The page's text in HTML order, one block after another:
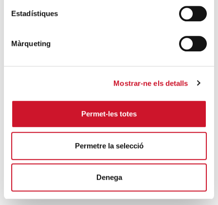
Estadístiques
Màrqueting
Mostrar-ne els detalls
Permet-les totes
Permetre la selecció
Denega
Cardenal Tagle: “Els infants, la gent gran o
els malalts són els grans oblidats en
Hajar Menssouri: “La migració no és una
anomalia, sinó una constant en la història
I la guerra va portar la nit més fosca
SEGUEIX LLEGINT